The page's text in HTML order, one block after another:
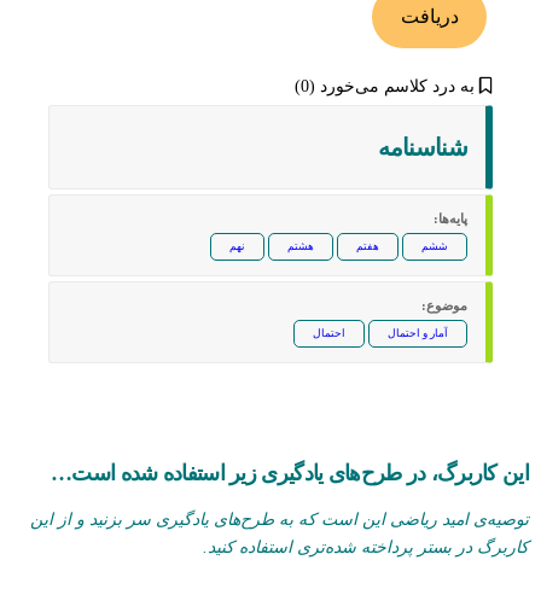
دریافت
به درد کلاسم می‌خورد (0)
شناسنامه‌
پایه‌ها:
ششم هفتم هشتم نهم
موضوع:
آمار و احتمال احتمال
این کاربرگ، در طرح‌های یادگیری زیر استفاده شده است…
توصیه‌ی امید ریاضی این است که به طرح‌های یادگیری سر بزنید و از این
کاربرگ در بستر پرداخته شده‌تری استفاده کنید.